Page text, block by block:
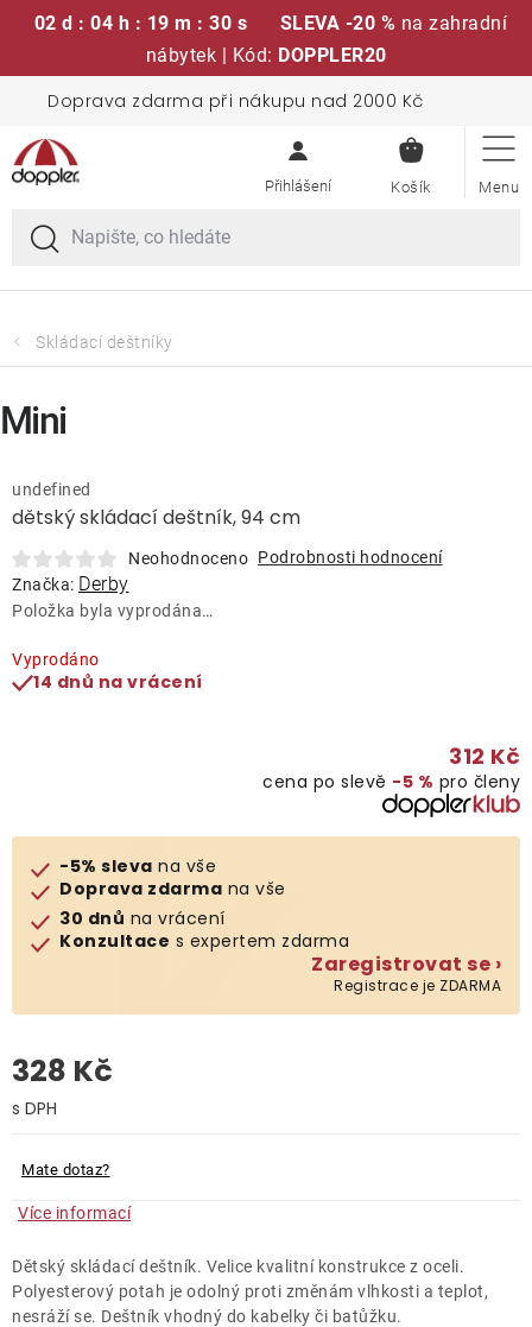
02 d : 04 h : 19 m : 30 s SLEVA -20 % na zahradní
nábytek | Kód: DOPPLER20
obsah
Doprava zdarma při nákupu nad 2000 Kč
KOŠÍK
Sedací soupravy
Slunečníky
Křesla a židle
Doplňky
Deštníky
Prodávané značky
O nás
Kontakty
Skládací deštníky
dětský skládací deštník, 94 cm
undefined
Neohodnoceno Podrobnosti hodnocení
Značka: Derby
Položka byla vyprodána…
Vyprodáno
14 dnů na vrácení
312 Kč
cena po slevě −5 % pro členy
-5% sleva na vše
Doprava zdarma na vše
30 dnů na vrácení
Konzultace s expertem zdarma
Zaregistrovat se ›
Registrace je ZDARMA
328 Kč
Mate dotaz?
Více informací
Dětský skládací deštník. Velice kvalitní konstrukce z oceli.
Polyesterový potah je odolný proti změnám vlhkosti a teplot,
nesráží se. Deštník vhodný do kabelky či batůžku.
Mini